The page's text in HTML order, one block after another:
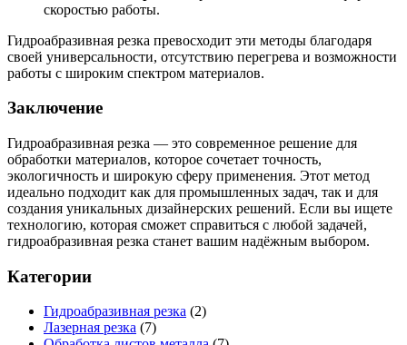
скоростью работы.
Гидроабразивная резка превосходит эти методы благодаря
своей универсальности, отсутствию перегрева и возможности
работы с широким спектром материалов.
Заключение
Гидроабразивная резка — это современное решение для
обработки материалов, которое сочетает точность,
экологичность и широкую сферу применения. Этот метод
идеально подходит как для промышленных задач, так и для
создания уникальных дизайнерских решений. Если вы ищете
технологию, которая сможет справиться с любой задачей,
гидроабразивная резка станет вашим надёжным выбором.
Категории
Гидроабразивная резка (2)
Лазерная резка (7)